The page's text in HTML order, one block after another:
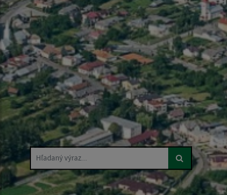
Hľadaný výraz...